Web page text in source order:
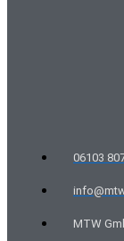
06103
MTW